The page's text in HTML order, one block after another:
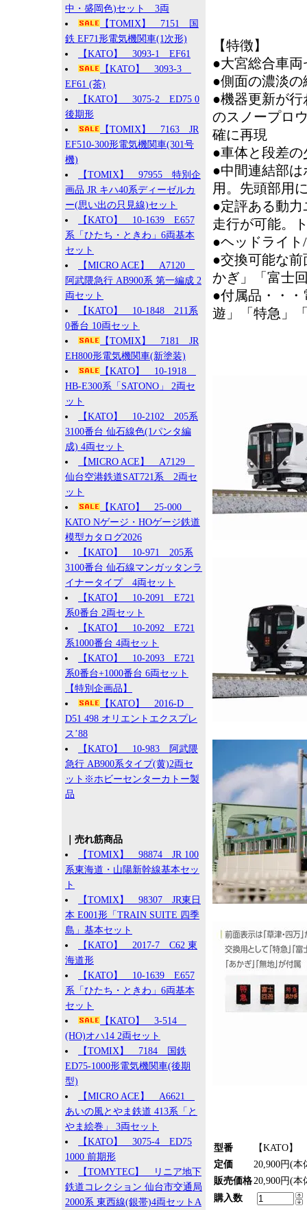
中・盛岡色)セット 3両
【TOMIX】 7151 国
鉄 EF71形電気機関車(1次形)
【KATO】 3093-1 EF61
【KATO】 3093-3
EF61 (茶)
【KATO】 3075-2 ED75 0
後期形
【TOMIX】 7163 JR
EF510-300形電気機関車(301号
機)
【TOMIX】 97955 特別企
画品 JR キハ40系ディーゼルカ
ー(思い出の只見線)セット
【KATO】 10-1639 E657
系「ひたち・ときわ」6両基本
セット
【MICRO ACE】 A7120
阿武隈急行 AB900系 第一編成 2
両セット
【KATO】 10-1848 211系
0番台 10両セット
【TOMIX】 7181 JR
EH800形電気機関車(新塗装)
【KATO】 10-1918
HB-E300系「SATONO」 2両セ
ット
【KATO】 10-2102 205系
3100番台 仙石線色(1パンタ編
成) 4両セット
【MICRO ACE】 A7129
仙台空港鉄道SAT721系 2両セ
ット
【KATO】 25-000
KATO Nゲージ・HOゲージ鉄道
模型カタログ2026
【KATO】 10-971 205系
3100番台 仙石線マンガッタンラ
イナータイプ 4両セット
【KATO】 10-2091 E721
系0番台 2両セット
【KATO】 10-2092 E721
系1000番台 4両セット
【KATO】 10-2093 E721
系0番台+1000番台 6両セット
【特別企画品】
【KATO】 2016-D
D51 498 オリエントエクスプレ
ス’88
【KATO】 10-983 阿武隈
急行 AB900系タイプ(黄)2両セ
ット※ホビーセンターカトー製
品
｜売れ筋商品
【TOMIX】 98874 JR 100
系東海道・山陽新幹線基本セッ
ト
【TOMIX】 98307 JR東日
本 E001形「TRAIN SUITE 四季
島」基本セット
【KATO】 2017-7 C62 東
海道形
【KATO】 10-1639 E657
系「ひたち・ときわ」6両基本
セット
【KATO】 3-514
(HO)オハ14 2両セット
【TOMIX】 7184 国鉄
ED75-1000形電気機関車(後期
型)
【MICRO ACE】 A6621
あいの風とやま鉄道 413系「と
やま絵巻」 3両セット
【KATO】 3075-4 ED75
1000 前期形
【TOMYTEC】 リニア地下
鉄道コレクション 仙台市交通局
2000系 東西線(銀帯)4両セットA
【特徴】
●大宮総合車
●側面の濃淡
●機器更新が
のスノープロ
確に再現
●車体と段差
●中間連結部
用。先頭部用
●定評ある動
走行が可能。
●ヘッドライ
●交換可能な
かぎ」「富士
●付属品・・
遊」「特急」
型番
【KATO】
定価
20,900円(本
販売価格20,900円(本
購入数